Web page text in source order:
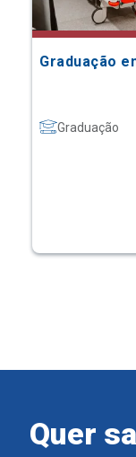
Graduação
Graduação
Quer